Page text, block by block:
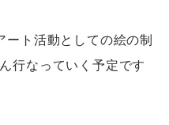
ート活動としての絵の制
行なっていく予定です